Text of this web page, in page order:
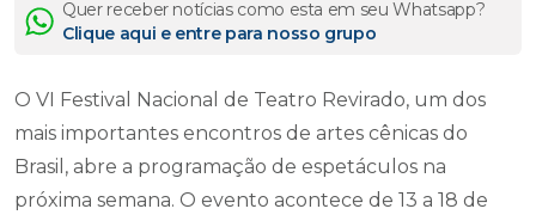
Quer receber notícias como esta em seu Whatsapp?
Clique aqui e entre para nosso grupo
O VI Festival Nacional de Teatro Revirado, um dos
mais importantes encontros de artes cênicas do
Brasil, abre a programação de espetáculos na
próxima semana. O evento acontece de 13 a 18 de